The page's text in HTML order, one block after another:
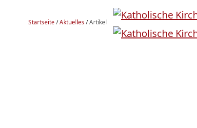
Startseite/Aktuelles/Artikel